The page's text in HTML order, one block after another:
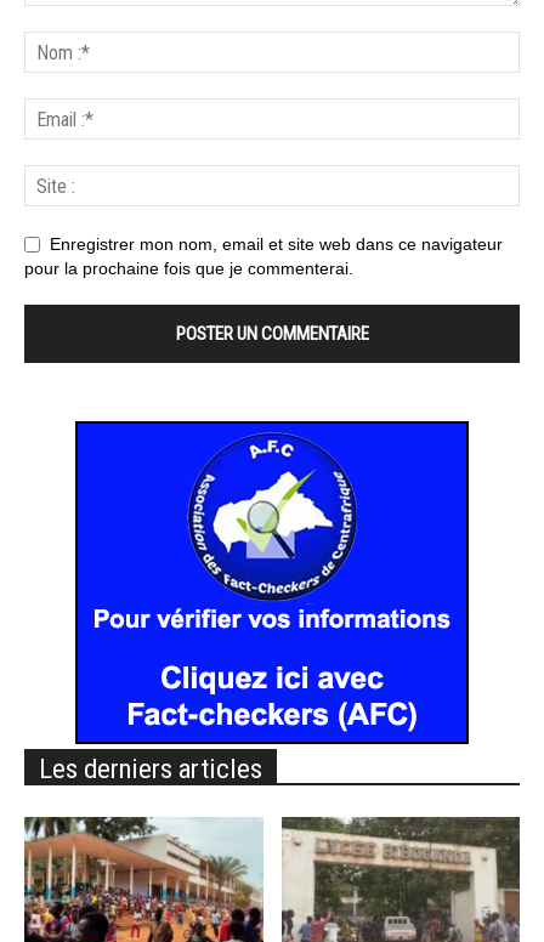
Enregistrer mon nom, email et site web dans ce navigateur
pour la prochaine fois que je commenterai.
Les derniers articles